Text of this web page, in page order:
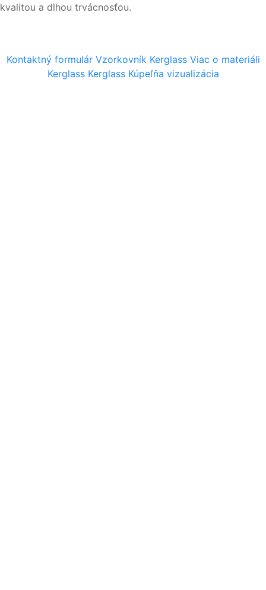
kvalitou a dlhou trvácnosťou.
Kontaktný formulár Vzorkovník Kerglass Viac o materiáli
Kerglass Kerglass Kúpeľňa vizualizácia
Kontaktný formulár